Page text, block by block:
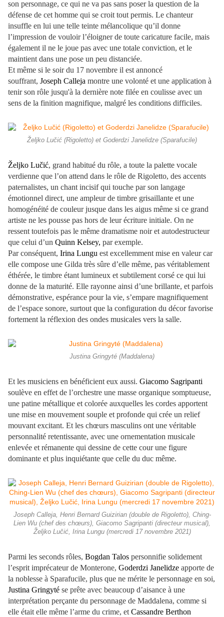
son personnage, ce qui ne va pas sans poser la question de la
défense de cet homme qui se croit tout permis. Le chanteur
insuffle en lui une telle teinte mélancolique qu’il donne
l’impression de vouloir l’éloigner de toute caricature facile, mais
également il ne le joue pas avec une totale conviction, et le
maintient dans une pose un peu distanciée.
Et même si le soir du 17 novembre il est annoncé
souffrant, Joseph Calleja montre une volonté et une application à
tenir son rôle jusqu'à la dernière note filée en coulisse avec un
sens de la finition magnifique, malgré les conditions difficiles.
Željko Lučić (Rigoletto) et Goderdzi Janelidze (Sparafucile)
Željko Lučić, grand habitué du rôle, a toute la palette vocale
verdienne que l’on attend dans le rôle de Rigoletto, des accents
paternalistes, un chant incisif qui touche par son langage
émotionnel direct, une ampleur de timbre grisaillante et une
homogénéité de couleur jusque dans les aigus même si ce grand
artiste ne les pousse pas hors de leur écriture initiale. On ne
ressent toutefois pas le même dramatisme noir et autodestructeur
que celui d’un Quinn Kelsey, par exemple.
Par conséquent, Irina Lungu est excellemment mise en valeur car
elle compose une Gilda très sûre d’elle même, pas véritablement
éthérée, le timbre étant lumineux et subtilement corsé ce qui lui
donne de la maturité. Elle rayonne ainsi d’une brillante, et parfois
démonstrative, espérance pour la vie, s’empare magnifiquement
de l’espace sonore, surtout que la configuration du décor favorise
fortement la réflexion des ondes musicales vers la salle.
Justina Gringyté (Maddalena)
Et les musiciens en bénéficient eux aussi. Giacomo Sagripanti
soulève en effet de l’orchestre une masse organique somptueuse,
une patine métallique et colorée auxquelles les cordes apportent
une mise en mouvement souple et profonde qui crée un relief
mouvant excitant. Et les chœurs masculins ont une véritable
personnalité retentissante, avec une ornementation musicale
enlevée et rémanente qui dessine de cette cour une figure
dominante et plus inquiétante que celle du duc même.
Joseph Calleja, Henri Bernard Guizirian (double de Rigoletto), Ching-
Lien Wu (chef des chœurs), Giacomo Sagripanti (directeur musical),
Željko Lučić, Irina Lungu (mercredi 17 novembre 2021)
Parmi les seconds rôles, Bogdan Talos personnifie solidement
l’esprit imprécateur de Monterone, Goderdzi Janelidze apporte de
la noblesse à Sparafucile, plus que ne mérite le personnage en soi,
Justina Gringyté se prête avec beaucoup d’aisance à une
interprétation perçante du personnage de Maddalena, comme si
elle était elle même l’arme du crime, et Cassandre Berthon